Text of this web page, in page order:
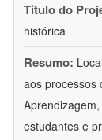
Título do
histórica
Resumo:
aos processos
estudantes e